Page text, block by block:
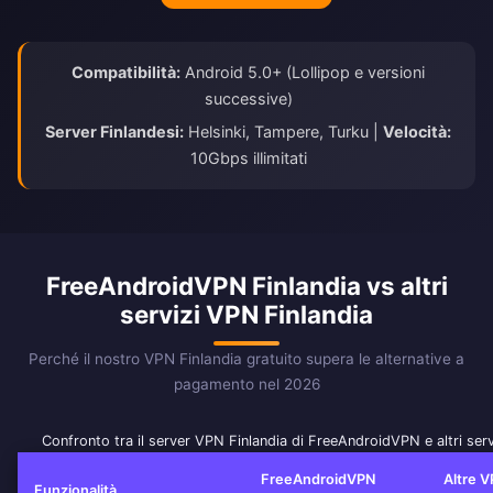
Compatibilità: Android 5.0+ (Lollipop e versioni
successive)
Server Finlandesi: Helsinki, Tampere, Turku | Velocità:
10Gbps illimitati
FreeAndroidVPN Finlandia vs altri
servizi VPN Finlandia
Perché il nostro VPN Finlandia gratuito supera le alternative a
pagamento nel 2026
Confronto tra il server VPN Finlandia di FreeAndroidVPN e altri
FreeAndroidVPN
Altre